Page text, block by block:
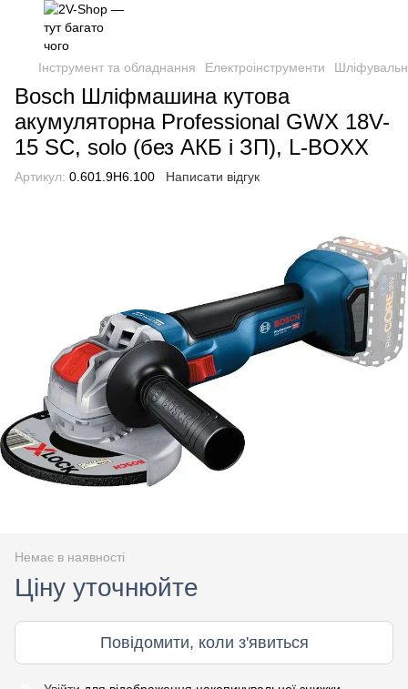
Інструмент та обладнання Електроінструменти
Bosch Шліфмашина кутова
акумуляторна Professional GWX 18V-
15 SC, solo (без АКБ і ЗП), L-BOXX
Артикул: 0.601.9H6.100 Написати відгук
Немає в наявності
Ціну уточнюйте
Повідомити, коли з'явиться